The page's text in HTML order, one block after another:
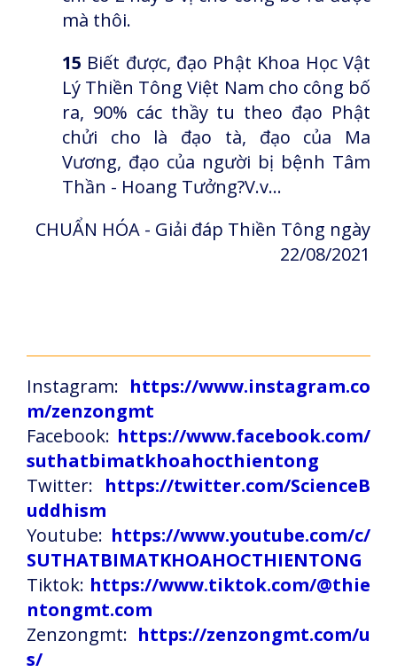
mà thôi.
15 Biết được, đạo Phật Khoa Học Vật
Lý Thiền Tông Việt Nam cho công bố
ra, 90% các thầy tu theo đạo Phật
chửi cho là đạo tà, đạo của Ma
Vương, đạo của người bị bệnh Tâm
Thần - Hoang Tưởng?V.v...
CHUẨN HÓA - Giải đáp Thiền Tông ngày
22/08/2021
Instagram: https://www.instagram.co
m/zenzongmt
Facebook: https://www.facebook.com/
suthatbimatkhoahocthientong
Twitter: https://twitter.com/ScienceB
uddhism
Youtube: https://www.youtube.com/c/
SUTHATBIMATKHOAHOCTHIENTONG
Tiktok: https://www.tiktok.com/@thie
ntongmt.com
Zenzongmt: https://zenzongmt.com/u
s/